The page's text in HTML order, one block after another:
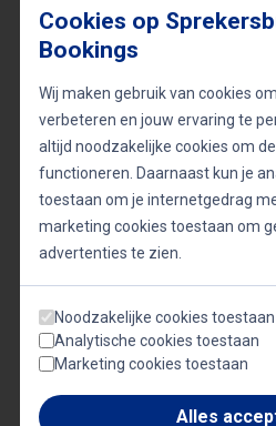
het verschil in tijden van
leider die duidelijke keuzes
betrouwbaar is en
creëert rust en vertrouwen
Leiderschap vraagt daarom
strategisch inzicht, maar
integriteit. Juist deze
mensen te halen.
Cookies op
Bookings
Wij maken gebruik van cookies
verbeteren en jouw ervaring te
altijd noodzakelijke cookies om
functioneren. Daarnaast kun je
toestaan om je internetgedrag
marketing cookies toestaan om
advertenties te zien.
Noodzakelijke cookies toestaan
Analytische cookies toestaan
Marketing cookies toestaan
Alles